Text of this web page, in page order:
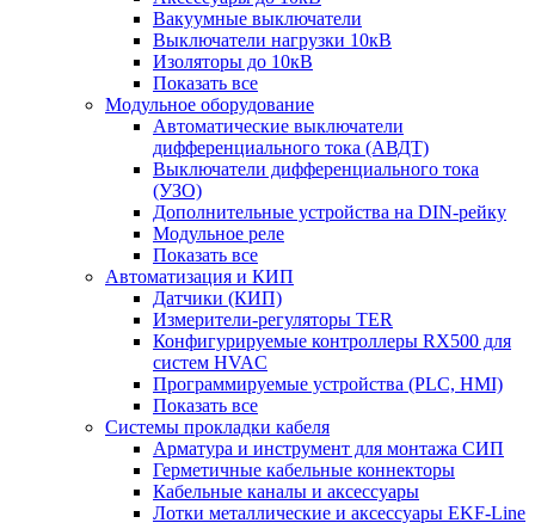
Вакуумные выключатели
Выключатели нагрузки 10кВ
Изоляторы до 10кВ
Показать все
Модульное оборудование
Автоматические выключатели
дифференциального тока (АВДТ)
Выключатели дифференциального тока
(УЗО)
Дополнительные устройства на DIN-рейку
Модульное реле
Показать все
Автоматизация и КИП
Датчики (КИП)
Измерители-регуляторы TER
Конфигурируемые контроллеры RX500 для
систем HVAC
Программируемые устройства (PLC, HMI)
Показать все
Системы прокладки кабеля
Арматура и инструмент для монтажа СИП
Герметичные кабельные коннекторы
Кабельные каналы и аксессуары
Лотки металлические и аксессуары EKF-Line